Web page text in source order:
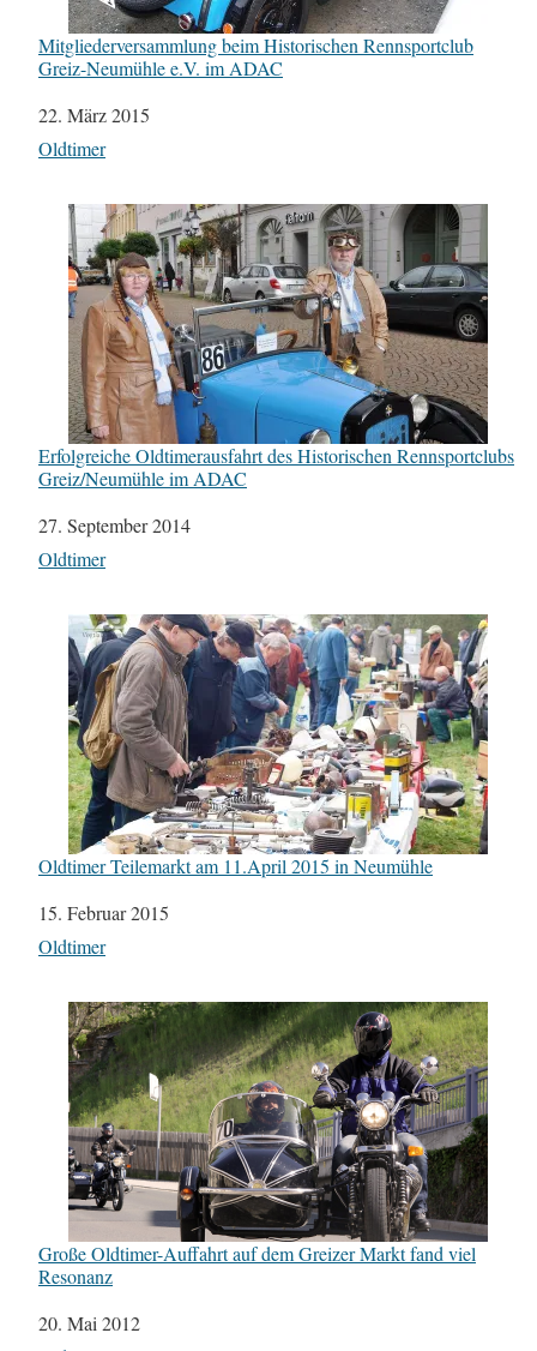
Mitgliederversammlung beim Historischen Rennsportclub
Greiz-Neumühle e.V. im ADAC
Datum
22. März 2015
In Bezug auf
Oldtimer
Erfolgreiche Oldtimerausfahrt des Historischen Rennsportclubs
Greiz/Neumühle im ADAC
Datum
27. September 2014
In Bezug auf
Oldtimer
Oldtimer Teilemarkt am 11.April 2015 in Neumühle
Datum
15. Februar 2015
In Bezug auf
Oldtimer
Große Oldtimer-Auffahrt auf dem Greizer Markt fand viel
Resonanz
Datum
20. Mai 2012